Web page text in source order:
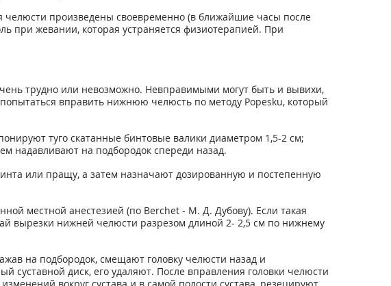
произведены своевременно (в ближайшие часы после
при жевании, которая устраняется физиотерапией. При
трудно или невозможно. Невправимыми могут быть и вывихи,
вправить нижнюю челюсть по методу Popesku, который
туго скатанные бинтовые валики диаметром 1,5-2 см;
надавливают на подбородок спереди назад.
или пращу, а затем назначают дозированную и постепенную
местной анестезией (по Berchet - М. Д. Дубову). Если такая
вырезки нижней челюсти разрезом длиной 2- 2,5 см по нижнему
на подбородок, смещают головку челюсти назад и
диск, его удаляют. После вправления головки челюсти